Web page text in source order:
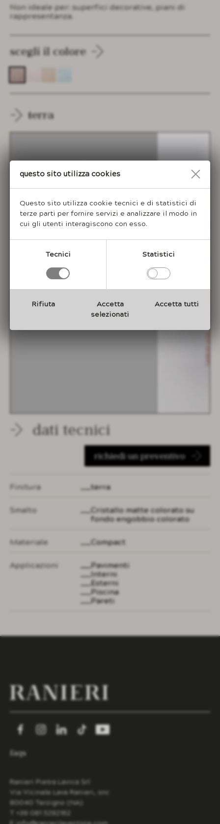
Non ideale per: superfici decorative, piani di
rappresentanza.
scegli il colore
terra
dati tecnici
richiedi un preventivo
Finitura terra
Smalto
Cristallo matte colorato su
fondo engobbio colorato
Materiale Compact
Applicazioni
Pavimenti
Interni
Esterni
Piscina
Pareti
faqs
Ranieri Pietra Lavica Srl
Via Vicinale Lava Ranieri, snc
80040 Terzigno (NA)
Questo sito utilizza cookies
Questo sito utilizza cookie tecnici e di statistici di
terze parti per fornire servizi e analizzare il modo in
cui gli utenti interagiscono con esso.
Tecnici Statistici
Rifiuta
Accetta
selezionati
Accetta tutti